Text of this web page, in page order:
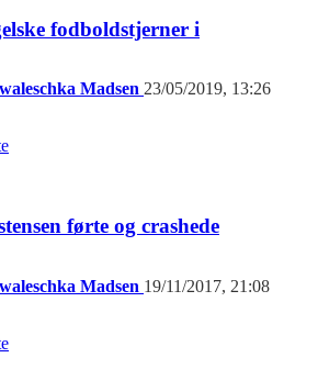
fodboldstjerner i
Madsen 23/05/2019, 13:26
førte og crashede
Madsen 19/11/2017, 21:08